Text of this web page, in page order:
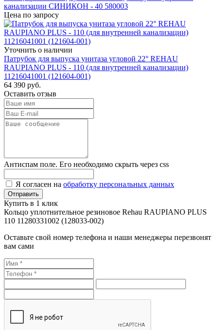
канализации СИНИКОН - 40 580003
Цена по запросу
Уточнить о наличии
Патрубок для выпуска унитаза угловой 22° REHAU
RAUPIANO PLUS - 110 (для внутренней канализации)
11216041001 (121604-001)
64 390 руб.
Оставить отзыв
Антиспам поле. Его необходимо скрыть через css
Я согласен на обработку персональных данных
Купить в 1 клик
Кольцо уплотнительное резиновое Rehau RAUPIANO PLUS
110 11280331002 (128033-002)
Оставьте свой номер телефона и наши менеджеры перезвонят
вам сами